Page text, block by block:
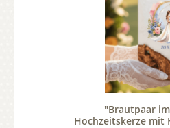
"Brautpaar
Hochzeitskerze mit